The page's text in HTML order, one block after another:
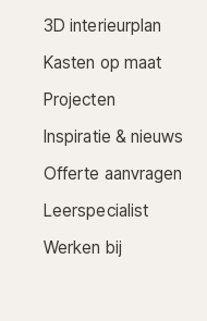
3D interieurplan
Kasten op maat
Projecten
Inspiratie & nieuws
Offerte aanvragen
Leerspecialist
Werken bij